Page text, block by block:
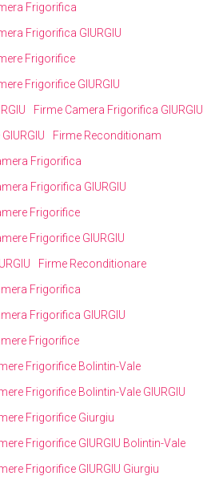
Frigorifica
Frigorifica GIURGIU
Frigorifice
Frigorifice GIURGIU
Firme Camera Frigorifica GIURGIU
Firme Reconditionam
Frigorifica
Frigorifica GIURGIU
Frigorifice
Frigorifice GIURGIU
Firme Reconditionare
Frigorifica
Frigorifica GIURGIU
Frigorifice
Frigorifice Bolintin-Vale
Frigorifice Bolintin-Vale GIURGIU
Frigorifice Giurgiu
Frigorifice GIURGIU Bolintin-Vale
Frigorifice GIURGIU Giurgiu